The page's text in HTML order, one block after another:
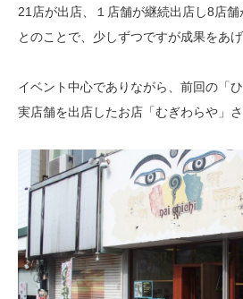
21店が出店、１店舗が継続出店し8店
とのことで、少しずつですが成果をあげ
イベント中心でありながら、前回の「
実店舗を出店したお店「むぎわらや」さ